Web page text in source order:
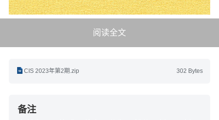
阅读全文
302 Bytes
CIS 2023年第2期.zip
备注